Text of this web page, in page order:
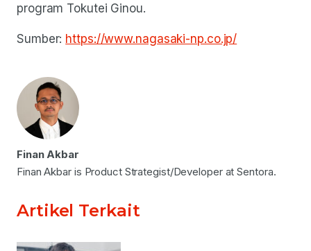
program Tokutei Ginou.
Sumber: https://www.nagasaki-np.co.jp/
Finan Akbar
Finan Akbar is Product Strategist/Developer at Sentora.
Artikel Terkait